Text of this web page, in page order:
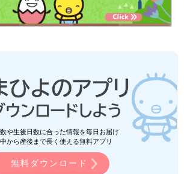
勤。「ごめんね、私もう上がるんだ、頑張っ
る。「うん」と返事wもうここら辺はタメ口
ん？！いい？！痛い時はいきまない
痛みの波(引き続きほぼ腰のみ)がきたタイ
ここらへんから、いきみたい感覚も出てきて
みのピークここだった。いきんでるときは
んだ途端痛みがくるので心が折れそうにな
と言われ頑張る。会陰切開
のと、横向きで降りて来にくいため吸引す
や生後日数に合った情報を毎日お届け
から産後まで長く使える無料アプリ
無料ダウンロード